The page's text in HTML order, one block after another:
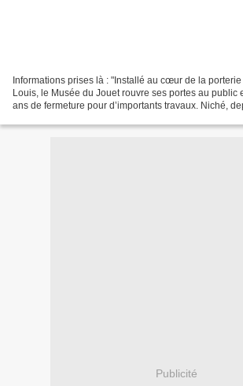
Informations prises là : "Installé au cœur de la
Louis, le Musée du Jouet rouvre ses portes au public
ans de fermeture pour d’importants travaux. Niché,
Publicité